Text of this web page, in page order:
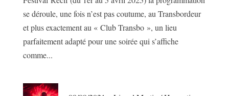
se déroule, une fois n’est pas coutume, au Transbordeur
et plus exactement au « Club Transbo », un lieu
parfaitement adapté pour une soirée qui s’affiche
comme...